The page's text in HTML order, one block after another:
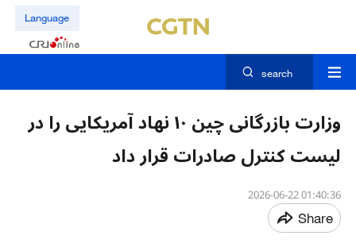
Language
search
وزارت بازرگانی چین ۱۰ نهاد آمریکایی را در
لیست کنترل صادرات قرار داد
01:40:36 2026-06-22
Share